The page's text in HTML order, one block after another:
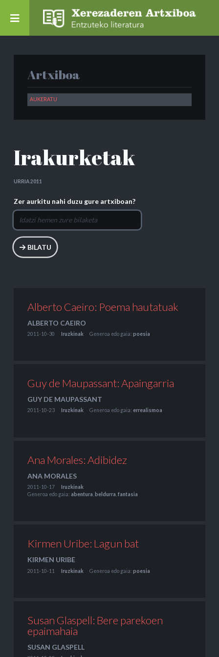
Artxiboa
Irakurketak
URRIA 2011
Zer aurkitu nahi duzu gure artxiboan?
BILATU
Alberto Caeiro: Poema hautatuak
ALBERTO CAEIRO
2011-10-30 Iruzkinak Generoa edo gaia: poesia
Guy de Maupassant: Apaingarria
GUY DE MAUPASSANT
2011-10-23 Iruzkinak Generoa edo gaia: errealismoa
Ana Morales: Adibidez
ANA MORALES
2011-10-17
Iruzkinak
Generoa edo gaia: abentura beldurra fantasia
Kirmen Uribe: Lagun bat
KIRMEN URIBE
2011-10-11 Iruzkinak Generoa edo gaia: poesia
Susan Glaspell: Bere parekoen
epaimahaia
SUSAN GLASPELL